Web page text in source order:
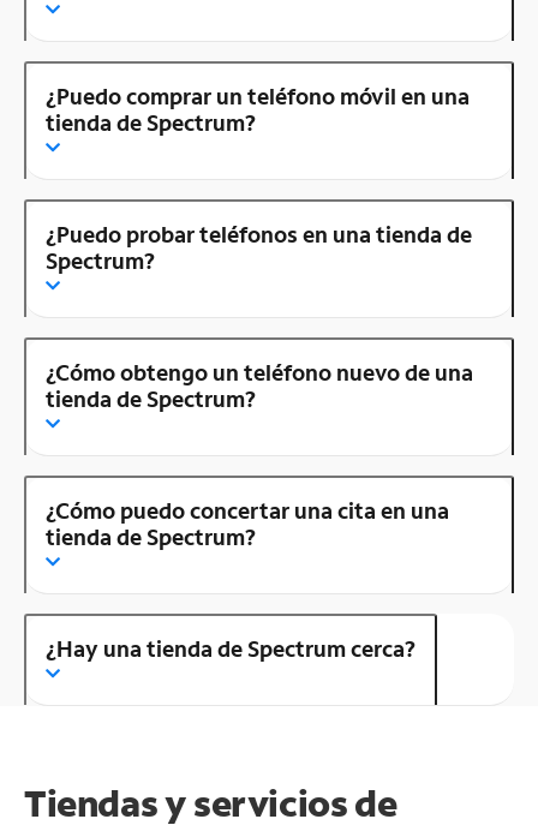
¿Puedo comprar un teléfono móvil en una
tienda de Spectrum?
¿Puedo probar teléfonos en una tienda de
Spectrum?
¿Cómo obtengo un teléfono nuevo de una
tienda de Spectrum?
¿Cómo puedo concertar una cita en una
tienda de Spectrum?
¿Hay una tienda de Spectrum cerca?
Tiendas y servicios de